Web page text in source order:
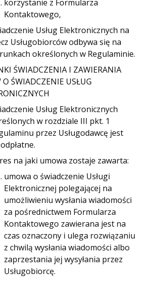
korzystanie z Formularza
Kontaktowego,
Usług Elektronicznych na
Usługobiorców odbywa się na
określonych w Regulaminie.
ŚWIADCZENIA I ZAWIERANIA
ŚWIADCZENIE USŁUG
Usług Elektronicznych
w rozdziale III pkt. 1
przez Usługodawcę jest
na jaki umowa zostaje zawarta:
umowa o świadczenie Usługi
Elektronicznej polegającej na
umożliwieniu wysłania wiadomości
za pośrednictwem Formularza
Kontaktowego zawierana jest na
czas oznaczony i ulega rozwiązaniu
z chwilą wysłania wiadomości albo
zaprzestania jej wysyłania przez
Usługobiorcę.